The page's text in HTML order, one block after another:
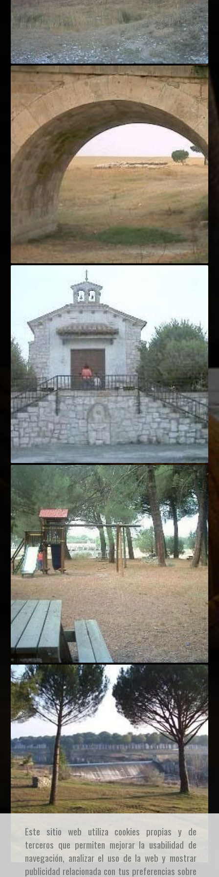
Este sitio web utiliza cookies propias y de
terceros que permiten mejorar la usabilidad de
navegación, analizar el uso de la web y mostrar
publicidad relacionada con tus preferencias sobre